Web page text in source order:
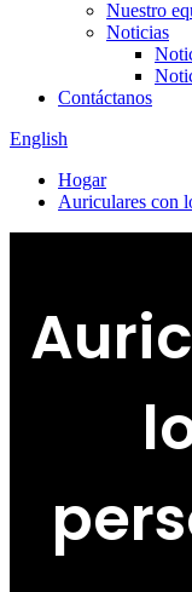
Nuestro
Noticias
Contáctanos
English
Hogar
Auriculares con